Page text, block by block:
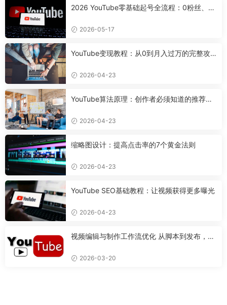
2026 YouTube零基础起号全流程：0粉丝、0
2026-05-17
YouTube变现教程：从0到月入过万的完整攻
2026-04-23
YouTube算法原理：创作者必须知道的推荐机
2026-04-23
缩略图设计：提高点击率的7个黄金法则
2026-04-23
YouTube SEO基础教程：让视频获得更多曝光
2026-04-23
视频编辑与制作工作流优化 从脚本到发布，打
2026-03-20